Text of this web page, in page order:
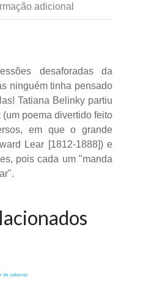
adicional
desaforadas da
ninguém tinha pensado
Tatiana Belinky partiu
poema divertido feito
em que o grande
Lear [1812-1888]) e
pois cada um "manda